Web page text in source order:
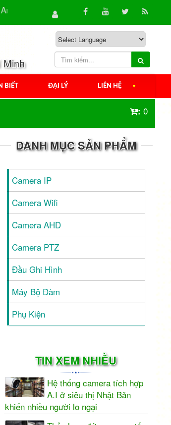
Hiệu Quả Cho Gia Đình & Doanh...
BIẾT ĐẠI LÝ LIÊN HỆ ▼
: 0
DANH MỤC SẢN PHẨM
Camera IP
Camera Wifi
Camera AHD
Camera PTZ
Đầu Ghi Hình
Máy Bộ Đàm
Phụ Kiện
TIN XEM NHIỀU
Hệ thống camera tích hợp
A.I ở siêu thị Nhật Bản
khiến nhiều người lo ngại